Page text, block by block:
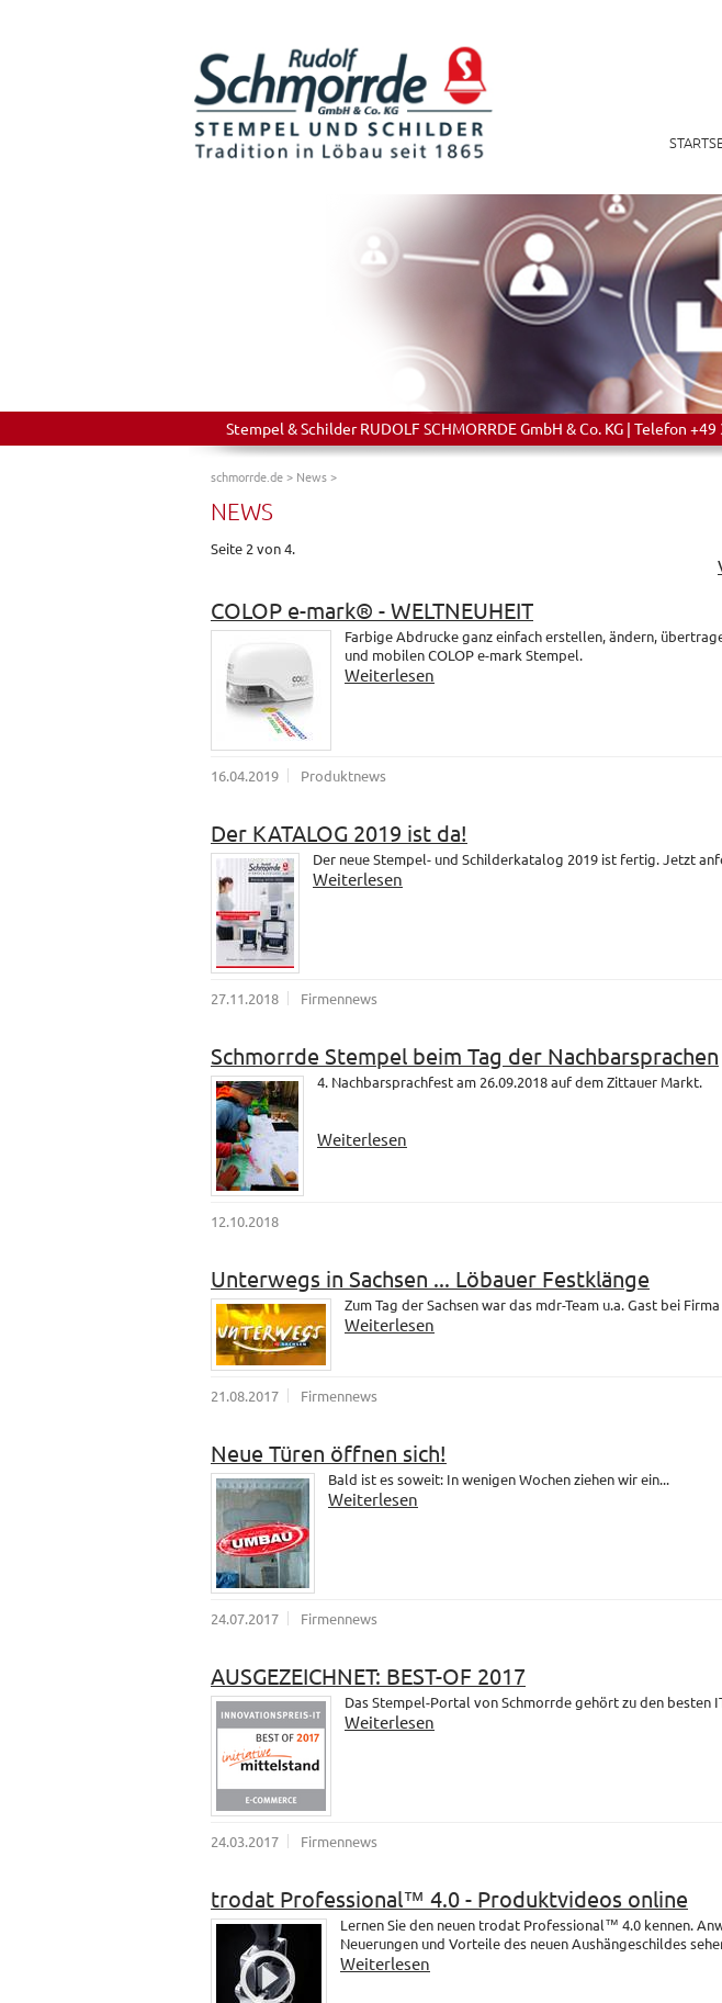
Stempel & Schilder RUDOLF SCHMORRDE GmbH & Co. KG | Telefon
schmorrde.de> News>
NEWS
Seite 2 von 4.
COLOP e-mark® - WELTNEUHEIT
Farbige Abdrucke ganz einfach erstellen, ändern,
und mobilen COLOP e-mark Stempel.
Weiterlesen
16.04.2019 Produktnews
Der KATALOG 2019 ist da!
Der neue Stempel- und Schilderkatalog 2019 ist fertig. Jetzt
Weiterlesen
27.11.2018 Firmennews
Schmorrde Stempel beim Tag der Nachbarsprachen
4. Nachbarsprachfest am 26.09.2018 auf dem Zittauer Markt.
Weiterlesen
12.10.2018
Unterwegs in Sachsen ... Löbauer Festklänge
Zum Tag der Sachsen war das mdr-Team u.a. Gast bei
Weiterlesen
21.08.2017 Firmennews
Neue Türen öffnen sich!
Bald ist es soweit: In wenigen Wochen ziehen wir ein...
Weiterlesen
24.07.2017 Firmennews
AUSGEZEICHNET: BEST-OF 2017
Das Stempel-Portal von Schmorrde gehört zu den besten
Weiterlesen
24.03.2017 Firmennews
trodat Professional™ 4.0 - Produktvideos online
Lernen Sie den neuen trodat Professional™ 4.0 kennen.
Neuerungen und Vorteile des neuen Aushängeschildes
Weiterlesen